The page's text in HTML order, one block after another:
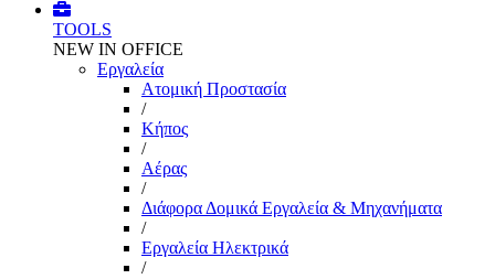
TOOLS
NEW IN OFFICE
Εργαλεία
Aτομική Προστασία
/
Kήπος
/
Αέρας
/
Διάφορα Δομικά Εργαλεία & Μηχανήματα
/
Εργαλεία Ηλεκτρικά
/